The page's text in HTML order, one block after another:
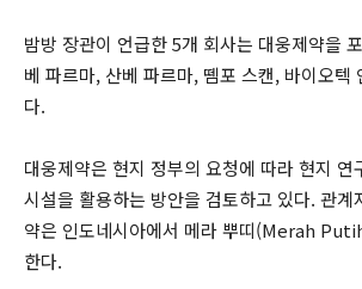
밤방 장관이 언급한 5개 회사는 대웅제약을
베 파르마, 산베 파르마, 뗌포 스캔, 바이오텍
다.
대웅제약은 현지 정부의 요청에 따라 현지 연
시설을 활용하는 방안을 검토하고 있다. 관계
약은 인도네시아에서 메라 뿌띠(Merah
한다.